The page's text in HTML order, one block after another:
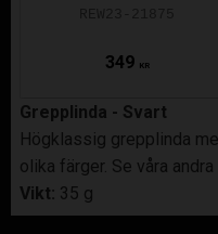
349 KR
Grepplinda - Svart
Högklassig grepplinda
olika färger. Se våra andra
Vikt: 35 g